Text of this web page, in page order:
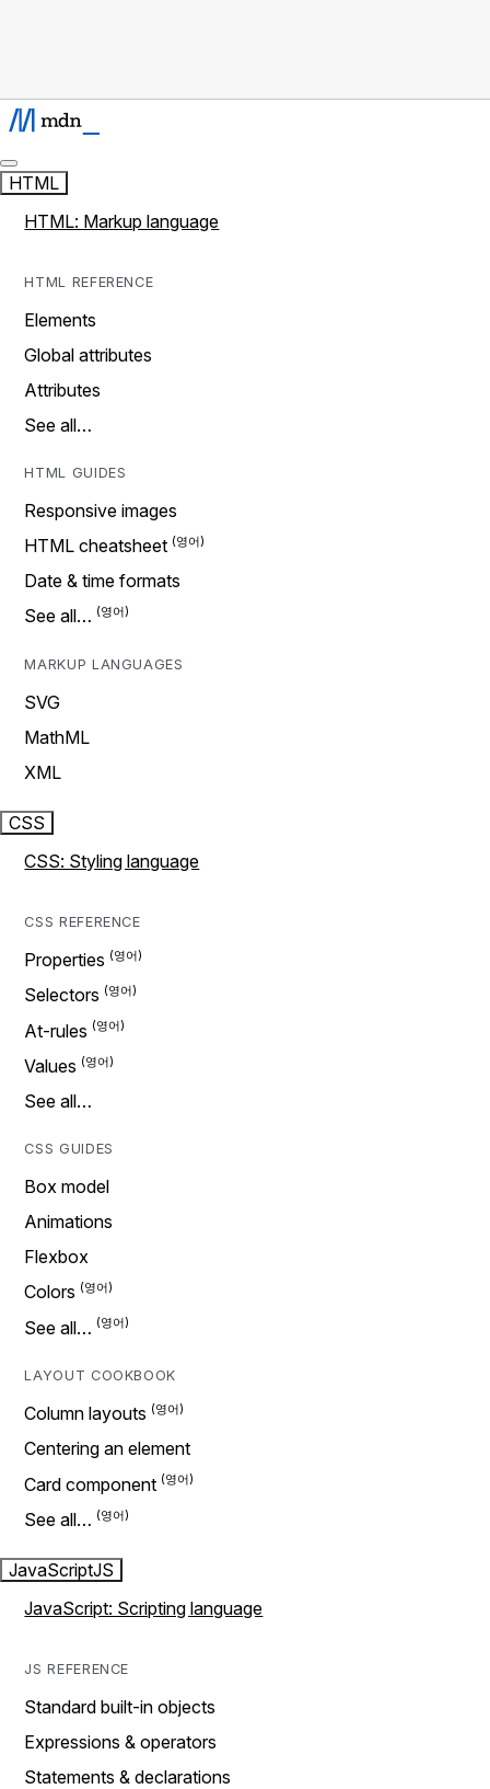
HTML
HTML: Markup language
HTML REFERENCE
Elements
Global attributes
Attributes
See all…
HTML GUIDES
Responsive images
HTML cheatsheet
Date & time formats
See all…
MARKUP LANGUAGES
SVG
MathML
XML
CSS
CSS: Styling language
CSS REFERENCE
Properties
Selectors
At-rules
Values
See all…
CSS GUIDES
Box model
Animations
Flexbox
Colors
See all…
LAYOUT COOKBOOK
Column layouts
Centering an element
Card component
See all…
JavaScriptJS
JavaScript: Scripting language
JS REFERENCE
Standard built-in objects
Expressions & operators
Statements & declarations